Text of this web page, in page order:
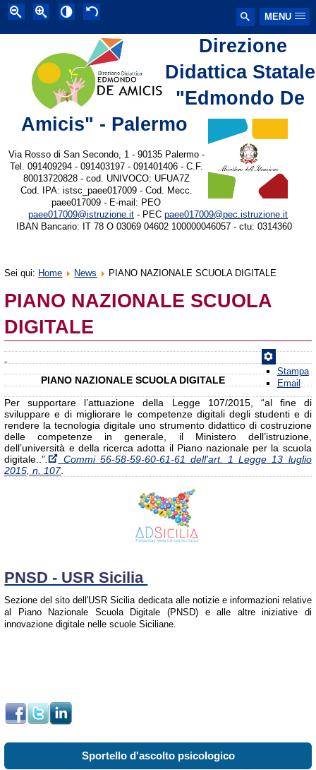
MENU
Direzione
Didattica Statale
"Edmondo De
Amicis" - Palermo
Via Rosso di San Secondo, 1 - 90135 Palermo -
Tel. 091409294 - 091403197 - 091401406 - C.F.
80013720828 - cod. UNIVOCO: UFUA7Z
Cod. IPA: istsc_paee017009 - Cod. Mecc.
paee017009 - E-mail: PEO
paee017009@istruzione.it - PEC paee017009@pec.istruzione.it
IBAN Bancario: IT 78 O 03069 04602 100000046057 - ctu: 0314360
Sei qui: Home News PIANO NAZIONALE SCUOLA DIGITALE
PIANO NAZIONALE SCUOLA
DIGITALE
Stampa
Email
PIANO NAZIONALE SCUOLA DIGITALE
Per supportare l’attuazione della Legge 107/2015, “al fine di
sviluppare e di migliorare le competenze digitali degli studenti e di
rendere la tecnologia digitale uno strumento didattico di costruzione
delle competenze in generale, il Ministero dell’istruzione,
dell’università e della ricerca adotta il Piano nazionale per la scuola
digitale..”
Commi 56-58-59-60-61-61 dell'art. 1 Legge 13 luglio
2015, n. 107.
PNSD - USR Sicilia
Sezione del sito dell'USR Sicilia dedicata alle notizie e informazioni relative
al Piano Nazionale Scuola Digitale (PNSD) e alle altre iniziative di
innovazione digitale nelle scuole Siciliane.
Sportello d'ascolto psicologico